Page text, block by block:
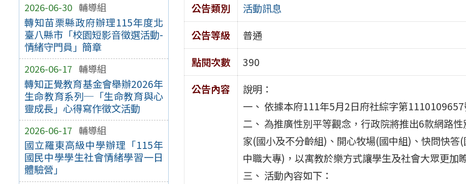
2026-06-30 輔導組
轉知苗栗縣政府辦理115年度北
臺八縣市「校園短影音徵選活動-
情緒守門員」簡章
2026-06-17 輔導組
轉知正覺教育基金會舉辦2026年
生命教育系列─「生命教育與心
靈成長」心得寫作徵文活動
2026-06-17 輔導組
國立羅東高級中學辦理「115年
國民中學學生社會情緒學習一日
體驗營」
公告類別
活動訊息
公告等級
普通
點閱次數
390
公告內容
說明：
一、 依據本府111年5月2日府社綜字第1110109657
二、 為推廣性別平等觀念，行政院將推出6款網路
家(國小及不分齡組)、開心牧場(國中組)、快問快
中職大專)，以寓教於樂方式讓學生及社會大眾更加
三、 活動內容如下：